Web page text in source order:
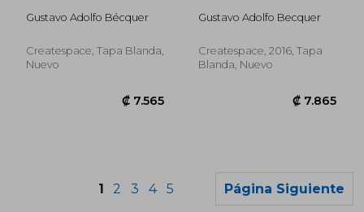
Gustavo Adolfo Bécquer
Createspace, Tapa Blanda,
Nuevo
Gustavo Adolfo Becquer
Createspace, 2016, Tapa
Blanda, Nuevo
1 2 3 4 5 Página Siguiente